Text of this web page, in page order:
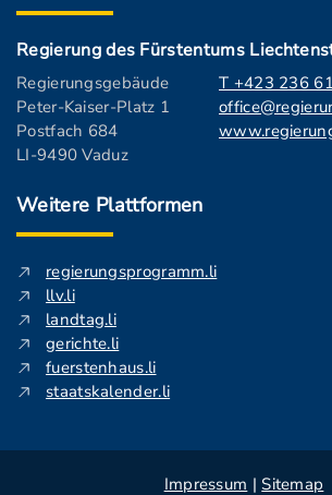
Regierung des Fürstentums
Regierungsgebäude
Peter-Kaiser-Platz 1
Postfach 684
LI-9490 Vaduz
T +423 236
Weitere Plattformen
regierungsprogramm.li
llv.li
landtag.li
gerichte.li
fuerstenhaus.li
staatskalender.li
Impressum | Sitemap